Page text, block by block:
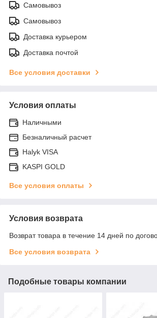
Самовывоз
Самовывоз
Доставка курьером
Доставка почтой
Все условия доставки
Условия оплаты
Наличными
Безналичный расчет
Halyk VISA
KASPI GOLD
Все условия оплаты
Условия возврата
Возврат товара в течение 14 дней по
Все условия возврата
Подобные товары компании